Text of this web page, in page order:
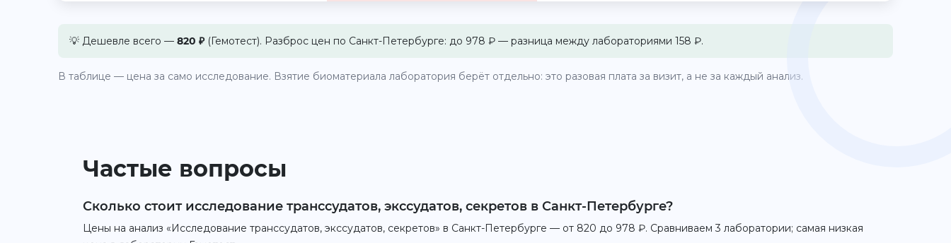
💡 Дешевле всего —820 ₽(Гемотест). Разброс цен по Санкт-Петербурге: до 978 ₽ — разница между лабораториями 158 ₽.
В таблице — цена за само исследование. Взятие биоматериала лаборатория берёт отдельно: это разовая плата за визит, а не за каждый анализ.
Частые вопросы
Сколько стоит исследование транссудатов, экссудатов, секретов в Санкт-Петербурге?
Цены на анализ «Исследование транссудатов, экссудатов, секретов» в Санкт-Петербурге — от 820 до 978 ₽. Сравниваем 3 лаборатории; самая низкая